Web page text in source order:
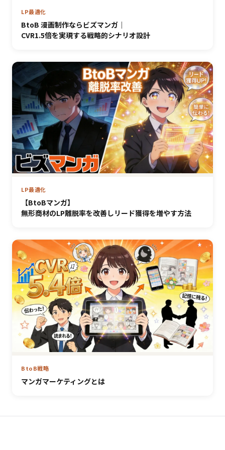
LP最適化
BtoB 漫画制作ならビズマンガ｜
CVR1.5倍を実現する戦略的シナリオ設計
LP最適化
【BtoBマンガ】
無形商材のLP離脱率を改善しリード獲得を増やす方法
BtoB戦略
マンガマーケティングとは